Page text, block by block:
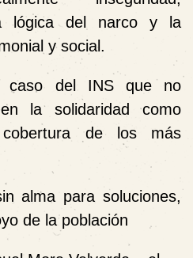
lógica del narco y la
y social.
del INS que no
la solidaridad como
de los más
alma para soluciones,
de la población